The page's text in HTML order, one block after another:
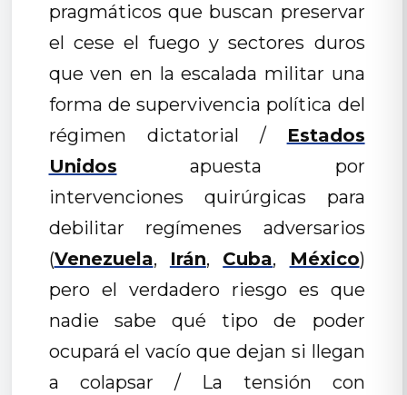
pragmáticos que buscan preservar
el cese el fuego y sectores duros
que ven en la escalada militar una
forma de supervivencia política del
régimen dictatorial /
Estados
Unidos apuesta por
intervenciones quirúrgicas para
debilitar regímenes adversarios
(Venezuela, Irán, Cuba, México)
pero el verdadero riesgo es que
nadie sabe qué tipo de poder
ocupará el vacío que dejan si llegan
a colapsar / La tensión con